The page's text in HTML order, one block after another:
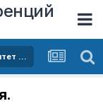
Опорные населенные пункты как новый приоритет пространственного развития Российской Федерации